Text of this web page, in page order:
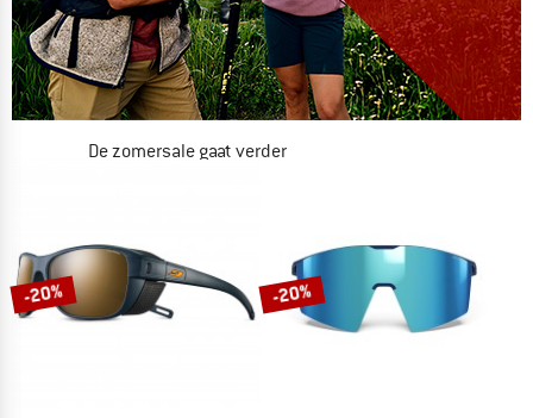
De zomersale gaat verder
-20% -20%